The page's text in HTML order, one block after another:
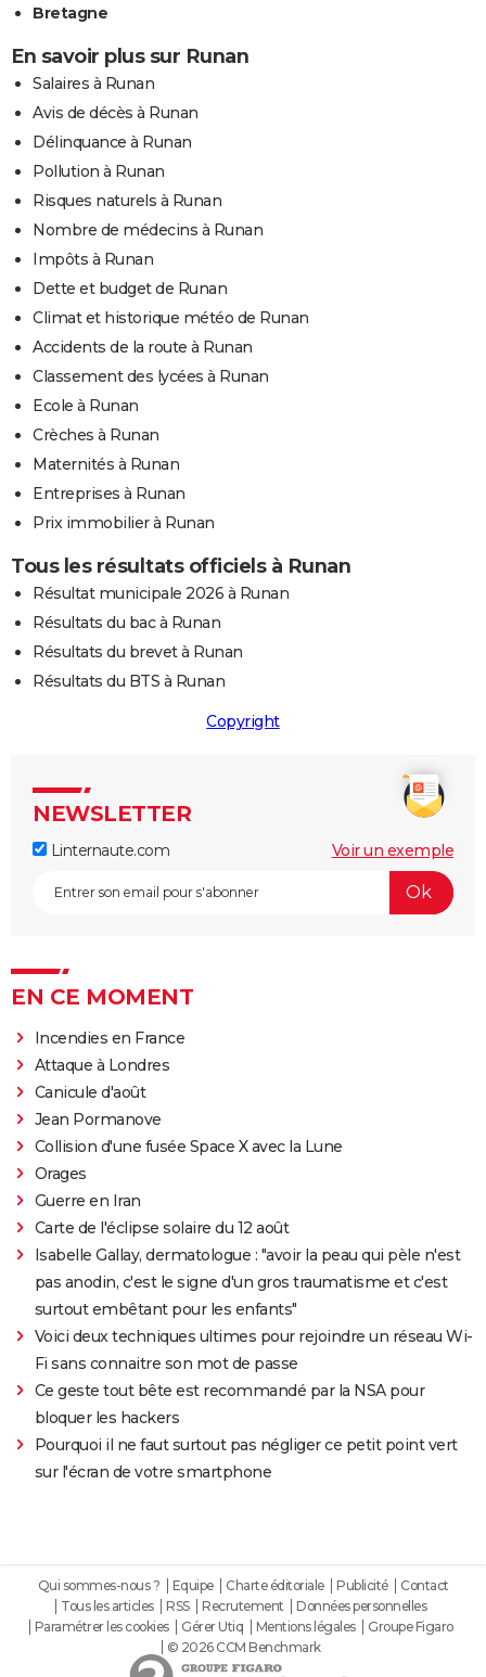
Bretagne
En savoir plus sur Runan
Salaires à Runan
Avis de décès à Runan
Délinquance à Runan
Pollution à Runan
Risques naturels à Runan
Nombre de médecins à Runan
Impôts à Runan
Dette et budget de Runan
Climat et historique météo de Runan
Accidents de la route à Runan
Classement des lycées à Runan
Ecole à Runan
Crèches à Runan
Maternités à Runan
Entreprises à Runan
Prix immobilier à Runan
Tous les résultats officiels à Runan
Résultat municipale 2026 à Runan
Résultats du bac à Runan
Résultats du brevet à Runan
Résultats du BTS à Runan
Copyright
NEWSLETTER
Linternaute.com Voir un exemple
EN CE MOMENT
Incendies en France
Attaque à Londres
Canicule d'août
Jean Pormanove
Collision d'une fusée Space X avec la Lune
Orages
Guerre en Iran
Carte de l'éclipse solaire du 12 août
Isabelle Gallay, dermatologue : "avoir la peau qui pèle n'est
pas anodin, c'est le signe d'un gros traumatisme et c'est
surtout embêtant pour les enfants"
Voici deux techniques ultimes pour rejoindre un réseau Wi-
Fi sans connaitre son mot de passe
Ce geste tout bête est recommandé par la NSA pour
bloquer les hackers
Pourquoi il ne faut surtout pas négliger ce petit point vert
sur l'écran de votre smartphone
Qui sommes-nous ? Equipe Charte éditoriale Publicité
Contact
Tous les articles
RSS Recrutement
Données personnelles
Paramétrer les cookies
Gérer Utiq Mentions légales
Groupe Figaro
© 2026 CCM Benchmark